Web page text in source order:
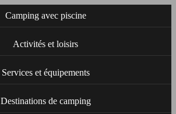
Camping avec piscine
Activités et loisirs
Services et équipements
Destinations de camping